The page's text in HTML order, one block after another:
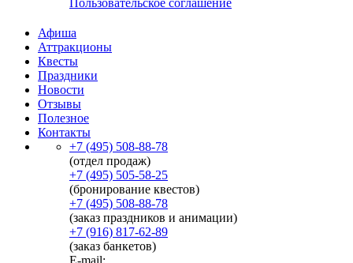
Пользовательское соглашение
Афиша
Аттракционы
Квесты
Праздники
Новости
Отзывы
Полезное
Контакты
+7 (495) 508-88-78
(отдел продаж)
+7 (495) 505-58-25
(бронирование квестов)
+7 (495) 508-88-78
(заказ праздников и анимации)
+7 (916) 817-62-89
(заказ банкетов)
E-mail: